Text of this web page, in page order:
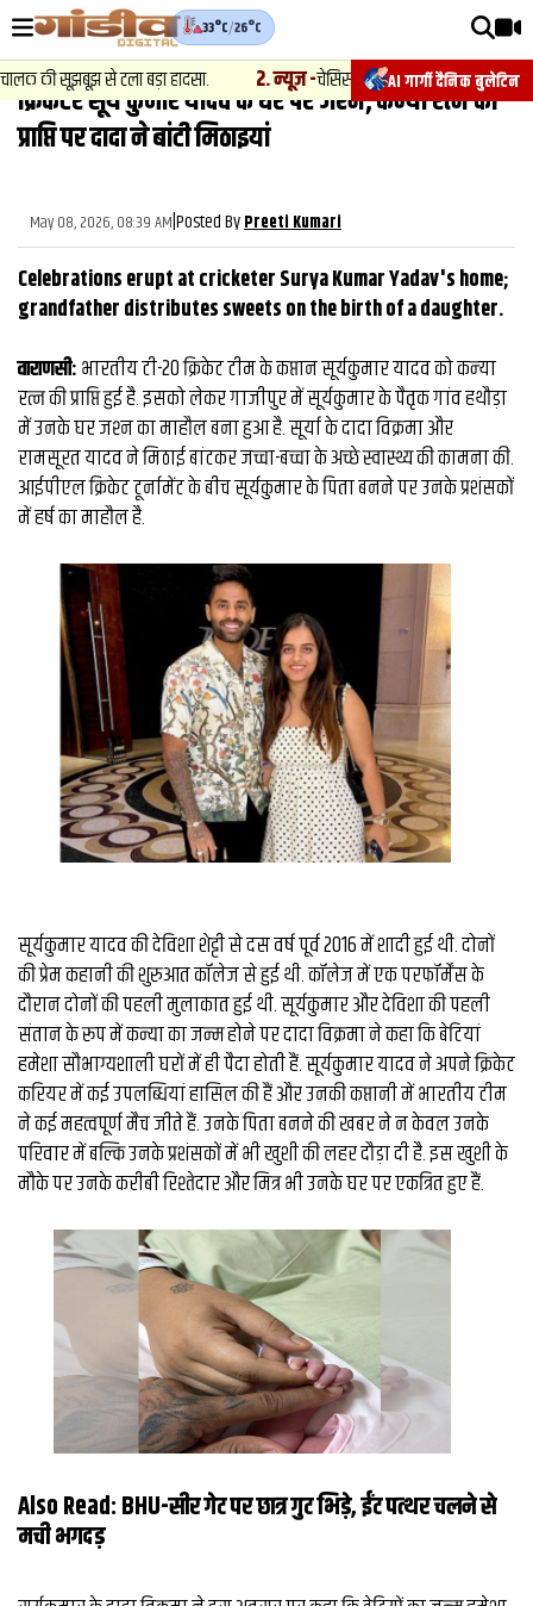
AI गार्गी दैनिक बुलेटिन
33°C/26°C
सूझबूझ से टला बड़ा हादसा. न्यूज़-चेसिस नंबर बदलकर वाहनों की खरीद
वीडियोज़
वाराणसी न्यूज़
राजनीति
फिल्मी
साहित्य
संस्कृति
ख़ान पान और जीवनशैली
अंतरराष्ट्रीय
फैक्ट चेक
मौसम
देश
क्रिकेटर सूर्य कुमार यादव के घर पर जश्‍न, कन्‍या रत्‍न की
प्राप्ति पर दादा ने बांटी मिठाइयां
May 08, 2026, 08:39 AM|Posted ByPreeti Kumari
Celebrations erupt at cricketer Surya Kumar Yadav's home;
grandfather distributes sweets on the birth of a daughter.
वाराणसी:भारतीय टी-20 क्रिकेट टीम के कप्तान सूर्यकुमार यादव को कन्‍या
रत्न की प्राप्ति हुई है. इसको लेकर गाजीपुर में सूर्यकुमार के पैतृक गांव हथौड़ा
में उनके घर जश्‍न का माहौल बना हुआ है. सूर्या के दादा विक्रमा और
रामसूरत यादव ने मिठाई बांटकर जच्चा-बच्चा के अच्छे स्वास्थ्य की कामना की.
आईपीएल क्रिकेट टूर्नामेंट के बीच सूर्यकुमार के पिता बनने पर उनके प्रशंसकों
में हर्ष का माहौल है.
सूर्यकुमार यादव की देविशा शेट्टी से दस वर्ष पूर्व 2016 में शादी हुई थी. दोनों
की प्रेम कहानी की शुरुआत कॉलेज से हुई थी. कॉलेज में एक परफॉर्मेंस के
दौरान दोनों की पहली मुलाकात हुई थी. सूर्यकुमार और देविशा की पहली
संतान के रूप में कन्या का जन्म होने पर दादा विक्रमा ने कहा कि बेटियां
हमेशा सौभाग्यशाली घरों में ही पैदा होती हैं. सूर्यकुमार यादव ने अपने क्रिकेट
करियर में कई उपलब्धियां हासिल की हैं और उनकी कप्तानी में भारतीय टीम
ने कई महत्वपूर्ण मैच जीते हैं. उनके पिता बनने की खबर ने न केवल उनके
परिवार में बल्कि उनके प्रशंसकों में भी खुशी की लहर दौड़ा दी है. इस खुशी के
मौके पर उनके करीबी रिश्तेदार और मित्र भी उनके घर पर एकत्रित हुए हैं.
Also Read:BHU-सीर गेट पर छात्र गुट भिड़े, ईंट पत्‍थर चलने से
मची भगदड़